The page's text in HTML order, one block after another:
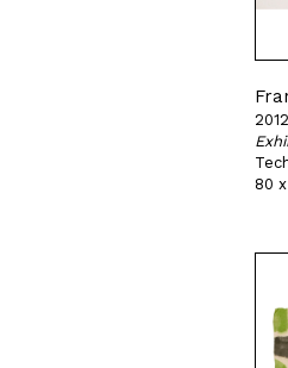
2012
80